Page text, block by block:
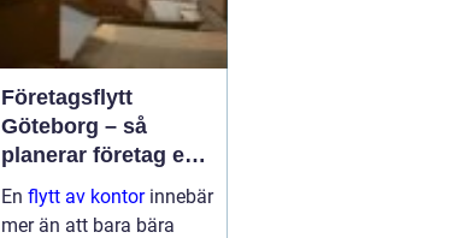
Företagsflytt
Göteborg – så
planerar företag en
smidig och trygg
flytt
En flytt av kontorinnebär
mer än att bara bära